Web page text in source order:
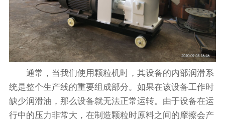
通常，当我们使用颗粒机时，其设备的内部润滑系
统是整个生产线的重要组成部分。如果在该设备工作时
缺少润滑油，那么设备就无法正常运转。由于设备在运
行中的压力非常大，在制造颗粒时原料之间的摩擦会产